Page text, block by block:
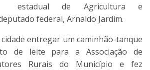
estadual de Agricultura e
federal, Arnaldo Jardim.
entregar um caminhão-tanque
de leite para a Associação de
Rurais do Município e fez